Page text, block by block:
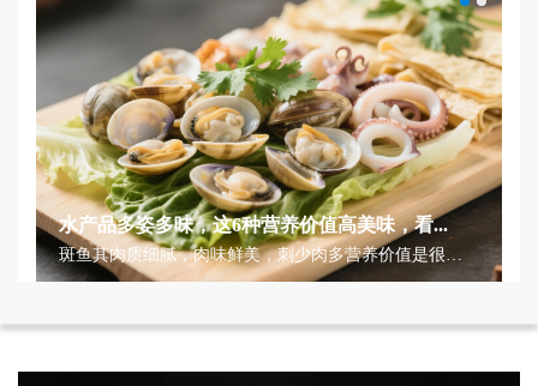
水产品多姿多味，这6种营养价值高美味，看...
斑鱼其肉质细腻，肉味鲜美，刺少肉多营养价值是很
高，有补脾利水、去瘀生新、清热...